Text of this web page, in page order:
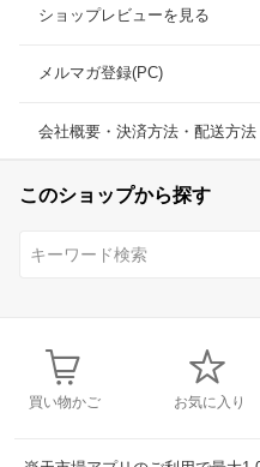
ショップレビューを見る
メルマガ登録(PC)
会社概要・決済方法・配送方法
このショップから探す
買い物かご お気に入り